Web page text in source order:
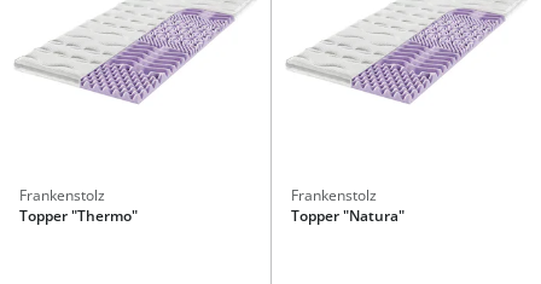
Frankenstolz
Topper "Thermo"
Frankenstolz
Topper "Natura"